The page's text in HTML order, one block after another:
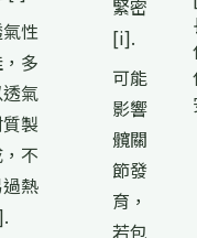
性
多
氣
製
不
熱
緊密
[i].
可能
影響
髖關
節發
育，
若包